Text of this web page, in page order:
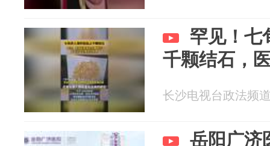
罕见！七
千颗结石，
长沙电视台政法频
岳阳广济